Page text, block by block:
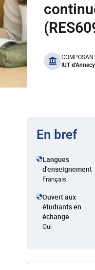
benefits
IUT d'Annecy
En bref
Langues
d'enseignement
Français
Ouvert aux
étudiants en
échange
Oui